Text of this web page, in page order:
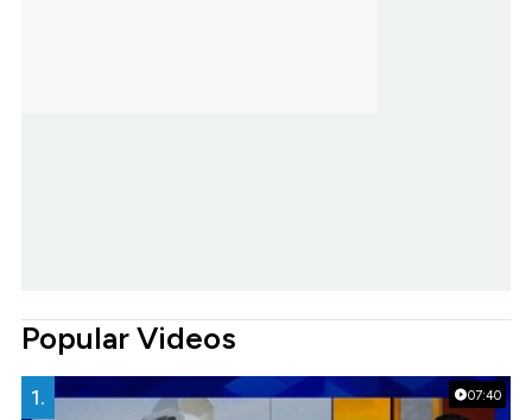
Popular Videos
07:40
1.